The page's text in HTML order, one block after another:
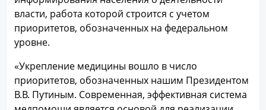
власти, работа которой строится с учетом
приоритетов, обозначенных на федеральном
уровне.
«Укрепление медицины вошло в число
приоритетов, обозначенных нашим Президентом
В.В. Путиным. Современная, эффективная система